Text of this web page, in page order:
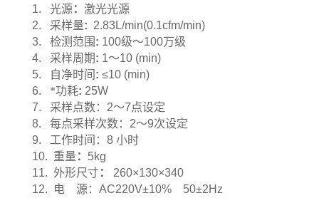
1. 光源 ： 激光光源
2. 采样量: 2.83L/min(0.1cfm/min)
3. 检测范围 : 100级～100万级
4. 采样周期: 1～10 (min)
5.
自净时间 : ≤10 (min)
6. *功耗: 25W
7. 采样点数： 2～7点设定
8. 每点采样次数： 2～9次设定
9. 工作时间： 8 小时
10. 重量 ： 5kg
11. 外形尺寸：
260×130×340
12.
电 源 ： AC220V±10% 50±2Hz